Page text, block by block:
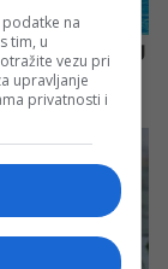
na
tim, u
vezu pri
upravljanje
privatnosti i